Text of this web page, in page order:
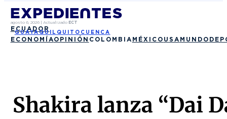
agosto 6, 2026| Actualizado ECT
ECUADOR
GUAYAQUIL QUITO CUENCA
ECONOMÍAOPINIÓN COLOMBIA MÉXICO USA MUNDO
Shakira lanza “Dai